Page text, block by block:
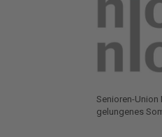
Senioren-Union
gelungenes